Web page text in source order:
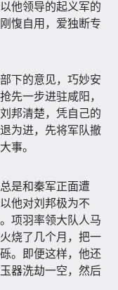
他领导的起义军的
愎自用，爱独断专
下的意见，巧妙安
先一步进驻咸阳，
邦清楚，凭自己的
为进，先将军队撤
事。
是和秦军正面遭
他对刘邦极为不
项羽率领大队人马
烧了几个月，把一
。即便这样，他还
器洗劫一空，然后